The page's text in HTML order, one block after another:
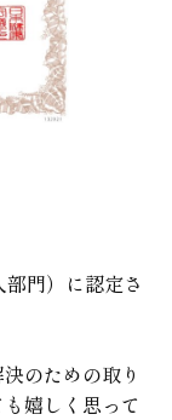
部門）に認定さ
のための取り
嬉しく思って